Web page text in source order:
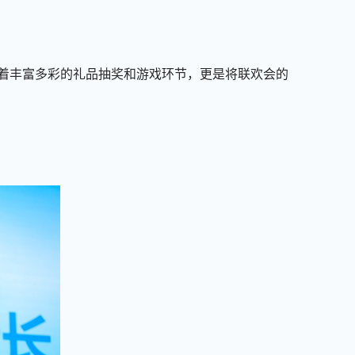
丰富多彩的礼品抽奖和游戏环节，更是将联欢会的